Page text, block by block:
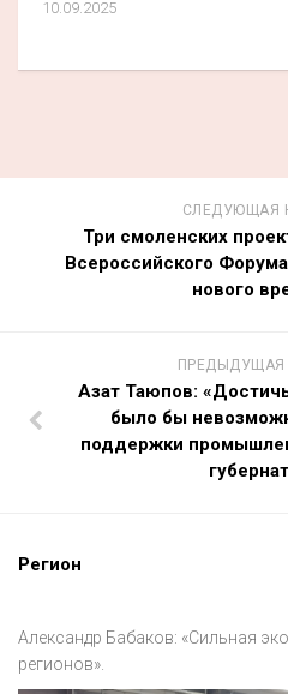
10.09.2025
СЛЕДУЮЩАЯ
Три смоленских
Всероссийского
нового
ПРЕДЫДУЩАЯ
Азат Таюпов:
было бы
поддержки
Регион
Александр Бабаков: «Сильная
регионов».